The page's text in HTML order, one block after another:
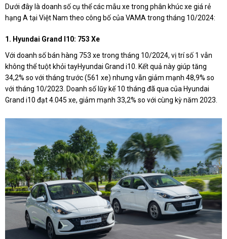
Dưới đây là doanh số cụ thể các mẫu xe trong phân khúc xe giá rẻ
hạng A tại Việt Nam theo công bố của VAMA trong tháng 10/2024:
1. Hyundai Grand I10: 753 Xe
Với doanh số bán hàng 753 xe trong tháng 10/2024, vị trí số 1 vẫn
không thể tuột khỏi tayHyundai Grand i10. Kết quả này giúp tăng
34,2% so với tháng trước (561 xe) nhưng vẫn giảm mạnh 48,9% so
với tháng 10/2023. Doanh số lũy kế 10 tháng đã qua của Hyundai
Grand i10 đạt 4.045 xe, giảm mạnh 33,2% so với cùng kỳ năm 2023.